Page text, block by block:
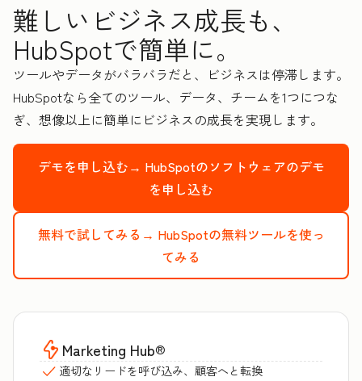
難しいビジネス成長も、
HubSpotで簡単に。
ツールやデータがバラバラだと、ビジネスは停滞します。
HubSpotなら全てのツール、データ、チームを1つにつな
ぎ、想像以上に簡単にビジネスの成長を実現します。
デモを申し込む→ HubSpotのソフトウェアのデモ
を申し込む
無料で試してみる→ HubSpotの無料ツールを使っ
てみる
Marketing Hub®
適切なリードを呼び込み、顧客へと転換